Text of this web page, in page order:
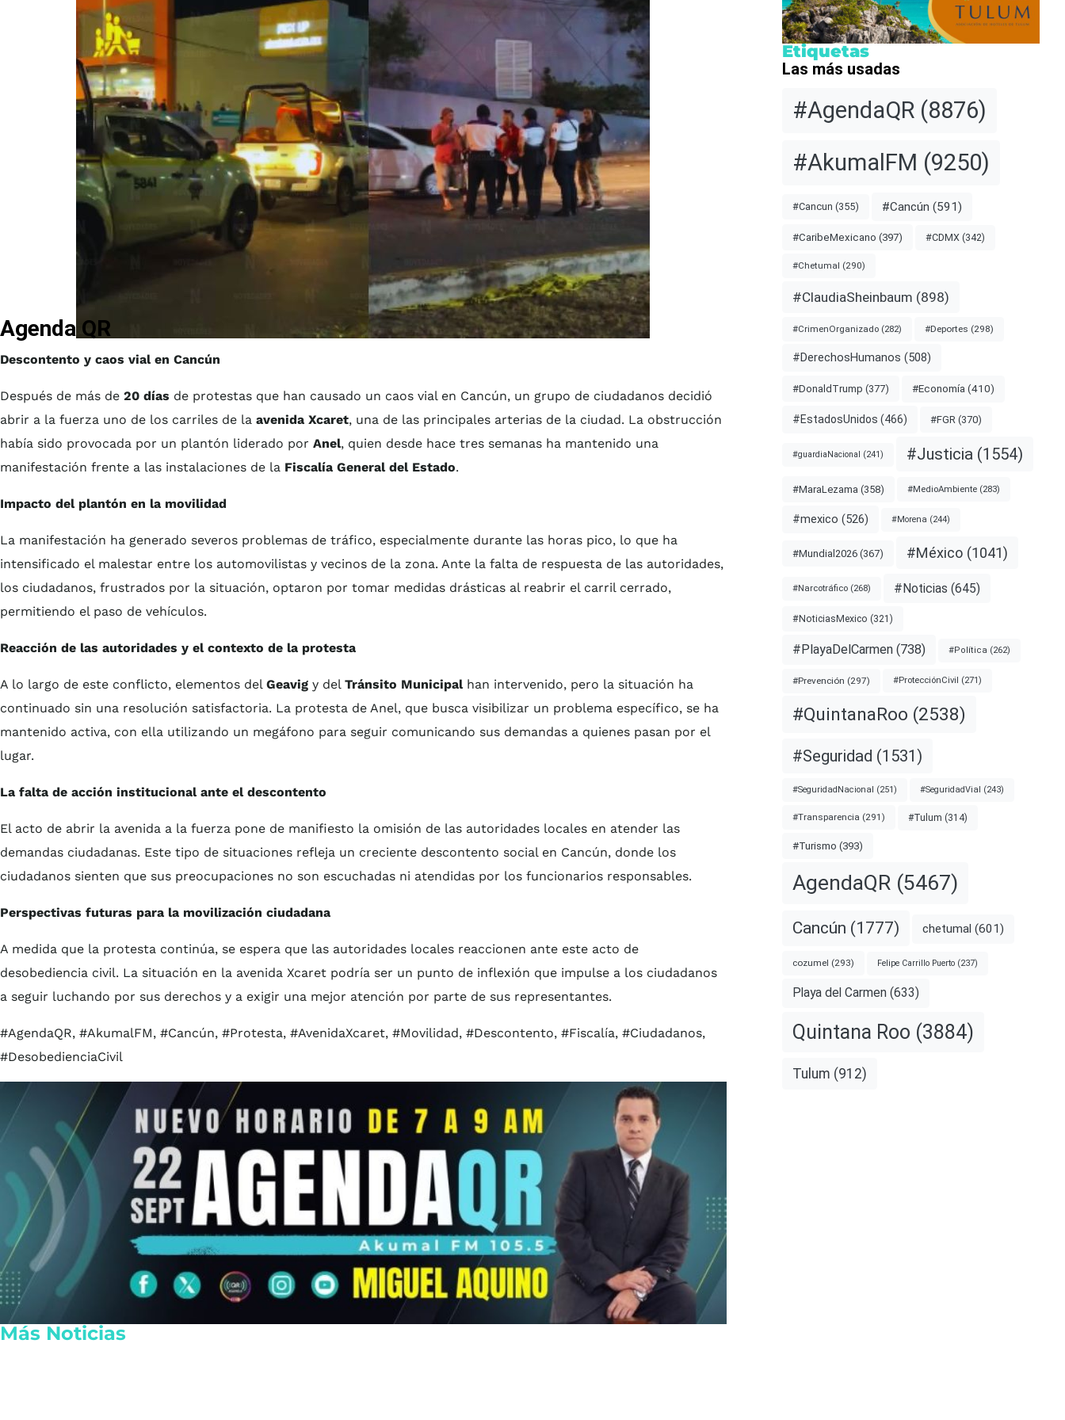
Agenda QR
Descontento y caos vial en Cancún
Después de más de 20 días de protestas que han causado un caos vial en Cancún, un grupo de ciudadanos decidió
abrir a la fuerza uno de los carriles de la avenida Xcaret, una de las principales arterias de la ciudad. La obstrucción
había sido provocada por un plantón liderado por Anel, quien desde hace tres semanas ha mantenido una
manifestación frente a las instalaciones de la Fiscalía General del Estado.
Impacto del plantón en la movilidad
La manifestación ha generado severos problemas de tráfico, especialmente durante las horas pico, lo que ha
intensificado el malestar entre los automovilistas y vecinos de la zona. Ante la falta de respuesta de las autoridades,
los ciudadanos, frustrados por la situación, optaron por tomar medidas drásticas al reabrir el carril cerrado,
permitiendo el paso de vehículos.
Reacción de las autoridades y el contexto de la protesta
A lo largo de este conflicto, elementos del Geavig y del Tránsito Municipalhan intervenido, pero la situación ha
continuado sin una resolución satisfactoria. La protesta de Anel, que busca visibilizar un problema específico, se ha
mantenido activa, con ella utilizando un megáfono para seguir comunicando sus demandas a quienes pasan por el
lugar.
La falta de acción institucional ante el descontento
El acto de abrir la avenida a la fuerza pone de manifiesto la omisión de las autoridades locales en atender las
demandas ciudadanas. Este tipo de situaciones refleja un creciente descontento social en Cancún, donde los
ciudadanos sienten que sus preocupaciones no son escuchadas ni atendidas por los funcionarios responsables.
Perspectivas futuras para la movilización ciudadana
A medida que la protesta continúa, se espera que las autoridades locales reaccionen ante este acto de
desobediencia civil. La situación en la avenida Xcaret podría ser un punto de inflexión que impulse a los ciudadanos
a seguir luchando por sus derechos y a exigir una mejor atención por parte de sus representantes.
#AgendaQR, #AkumalFM, #Cancún, #Protesta, #AvenidaXcaret, #Movilidad, #Descontento, #Fiscalía, #Ciudadanos,
#DesobedienciaCivil
Más Noticias
Etiquetas
Las más usadas
#AgendaQR(8876)
#AkumalFM (9250)
#Cancun (355) #Cancún (591)
#CaribeMexicano (397) #CDMX(342)
#Chetumal (290)
#ClaudiaSheinbaum (898)
#CrimenOrganizado(282) #Deportes (298)
#DerechosHumanos (508)
#DonaldTrump (377) #Economía (410)
#EstadosUnidos (466) #FGR (370)
#guardiaNacional (241) #Justicia (1554)
#MaraLezama (358) #MedioAmbiente(283)
#mexico (526) #Morena (244)
#Mundial2026(367) #México(1041)
#Narcotráfico(268) #Noticias (645)
#NoticiasMexico (321)
#PlayaDelCarmen(738) #Política (262)
#Prevención (297) #ProtecciónCivil (271)
#QuintanaRoo (2538)
#Seguridad (1531)
#SeguridadNacional (251) #SeguridadVial (243)
#Transparencia (291) #Tulum (314)
#Turismo (393)
AgendaQR(5467)
Cancún (1777) chetumal (601)
cozumel (293) Felipe Carrillo Puerto(237)
Playa del Carmen (633)
Quintana Roo (3884)
Tulum (912)